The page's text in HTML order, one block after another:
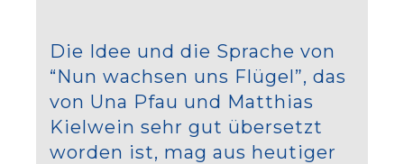
Die Idee und die Sprache von
“Nun wachsen uns Flügel”, das
von Una Pfau und Matthias
Kielwein sehr gut übersetzt
worden ist, mag aus heutiger